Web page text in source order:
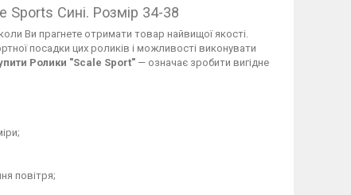
Сині. Розмір 34-38
Ви прагнете отримати товар найвищої якості.
посадки цих роликів і можливості виконувати
Ролики "Scale Sport" — означає зробити вигідне
повітря;